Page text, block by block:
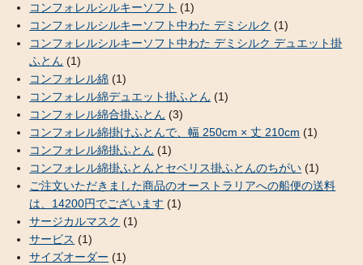
コンフォレルシルキーソフト (1)
コンフォレルシルキーソフト中わた デミシルク (1)
コンフォレルシルキーソフト中わた デミシルク デュエット掛
ふとん (1)
コンフォレル綿 (1)
コンフォレル綿デュエット掛ふとん (1)
コンフォレル綿合掛ふとん (3)
コンフォレル綿掛けふとんで、幅 250cm × 丈 210cm (1)
コンフォレル綿掛ふとん (1)
コンフォレル綿掛ふとんとセベリス掛ふとんのちがい (1)
ご注文いただきました商品のオーストラリアへの船便の送料
は、14200円でございます (1)
サージカルマスク (1)
サービス (1)
サイズオーダー (1)